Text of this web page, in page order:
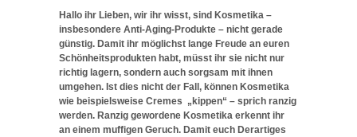
Hallo ihr Lieben, wir ihr wisst, sind Kosmetika –
insbesondere Anti-Aging-Produkte – nicht gerade
günstig. Damit ihr möglichst lange Freude an euren
Schönheitsprodukten habt, müsst ihr sie nicht nur
richtig lagern, sondern auch sorgsam mit ihnen
umgehen. Ist dies nicht der Fall, können Kosmetika
wie beispielsweise Cremes „kippen“ – sprich ranzig
werden. Ranzig gewordene Kosmetika erkennt ihr
an einem muffigen Geruch. Damit euch Derartiges